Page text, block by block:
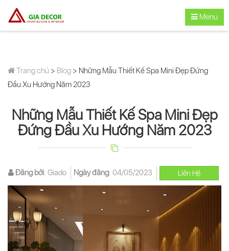
Menu
Trang chủ > Blog > Những Mẫu Thiết Kế Spa Mini Đẹp Đứng
Đầu Xu Hướng Năm 2023
Những Mẫu Thiết Kế Spa Mini Đẹp
Đứng Đầu Xu Hướng Năm 2023
Đăng bởi: Giado Ngày đăng: 04/05/2023 Liên Hệ